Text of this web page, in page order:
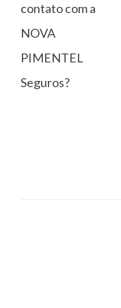
contato com a
NOVA
PIMENTEL
Seguros?